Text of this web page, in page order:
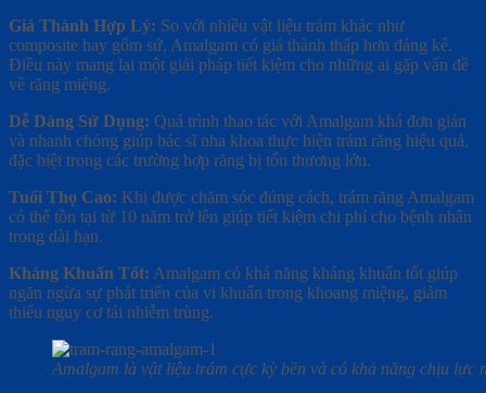
Giá Thành Hợp Lý: So với nhiều vật liệu trám khác như
composite hay gốm sứ, Amalgam có giá thành thấp hơn đáng kể.
Điều này mang lại một giải pháp tiết kiệm cho những ai gặp vấn đề
về răng miệng.
Dễ Dàng Sử Dụng: Quá trình thao tác với Amalgam khá đơn giản
và nhanh chóng giúp bác sĩ nha khoa thực hiện trám răng hiệu quả,
đặc biệt trong các trường hợp răng bị tổn thương lớn.
Tuổi Thọ Cao: Khi được chăm sóc đúng cách, trám răng Amalgam
có thể tồn tại từ 10 năm trở lên giúp tiết kiệm chi phí cho bệnh nhân
trong dài hạn.
Kháng Khuẩn Tốt: Amalgam có khả năng kháng khuẩn tốt giúp
ngăn ngừa sự phát triển của vi khuẩn trong khoang miệng, giảm
thiểu nguy cơ tái nhiễm trùng.
Amalgam là vật liệu trám cực kỳ bền và có khả năng chịu lực